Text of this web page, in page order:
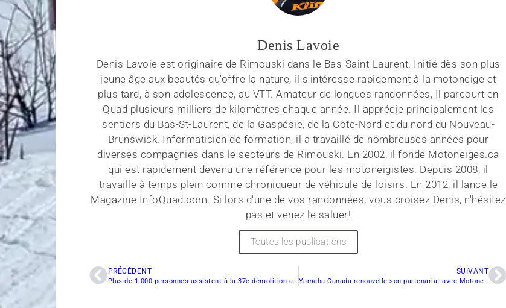
Denis Lavoie
Denis Lavoie est originaire de Rimouski dans le Bas-Saint-Laurent. Initié dès son plus
jeune âge aux beautés qu'offre la nature, il s'intéresse rapidement à la motoneige et
plus tard, à son adolescence, au VTT. Amateur de longues randonnées, Il parcourt en
Quad plusieurs milliers de kilomètres chaque année. Il apprécie principalement les
sentiers du Bas-St-Laurent, de la Gaspésie, de la Côte-Nord et du nord du Nouveau-
Brunswick. Informaticien de formation, il a travaillé de nombreuses années pour
diverses compagnies dans le secteurs de Rimouski. En 2002, il fonde Motoneiges.ca
qui est rapidement devenu une référence pour les motoneigistes. Depuis 2008, il
travaille à temps plein comme chroniqueur de véhicule de loisirs. En 2012, il lance le
Magazine InfoQuad.com. Si lors d'une de vos randonnées, vous croisez Denis, n'hésitez
pas et venez le saluer!
Toutes les publications
PRÉCÉDENT
Plus de 1 000 personnes assistent à la 37e démolition au profit du Club Motoneigiste Saint-Léon
SUIVANT
Yamaha Canada renouvelle son partenariat avec Motoneiges.ca